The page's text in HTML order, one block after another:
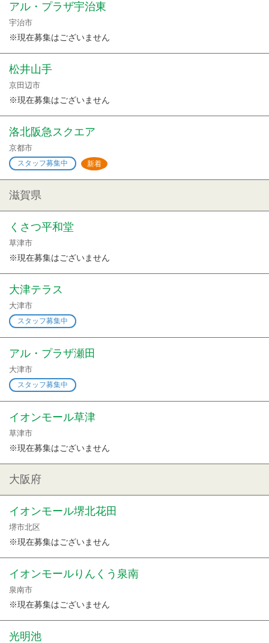
宇治市
アル・プラザ宇治東
※現在募集はございません
京田辺市
松井山手
※現在募集はございません
京都市
洛北阪急スクエア
新着
スタッフ募集中
滋賀県
草津市
くさつ平和堂
※現在募集はございません
大津市
大津テラス
スタッフ募集中
大津市
アル・プラザ瀬田
スタッフ募集中
草津市
イオンモール草津
※現在募集はございません
大阪府
堺市北区
イオンモール堺北花田
※現在募集はございません
泉南市
イオンモールりんくう泉南
※現在募集はございません
光明池